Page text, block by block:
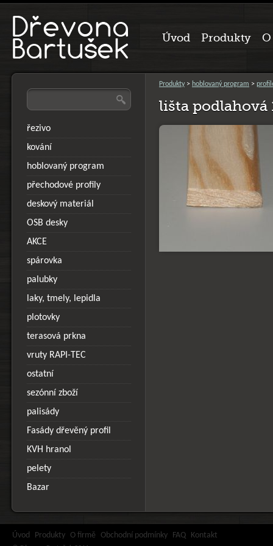
lišta podlahová
Produkty > hoblovaný program >
řezivo
kování
hoblovaný program
přechodové profily
deskový materiál
OSB desky
AKCE
spárovka
palubky
laky, tmely, lepidla
plotovky
terasová prkna
vruty RAPI-TEC
ostatní
sezónní zboží
palisády
Fasády dřevěný profil
KVH hranol
pelety
Bazar
Úvod Produkty O firmě Obchodní podmínky FAQ Kontakt
Úvod Produkty